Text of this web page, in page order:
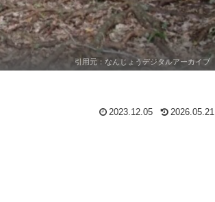
引用元：なんじょうデジタルアーカイブ
2023.12.05 2026.05.21